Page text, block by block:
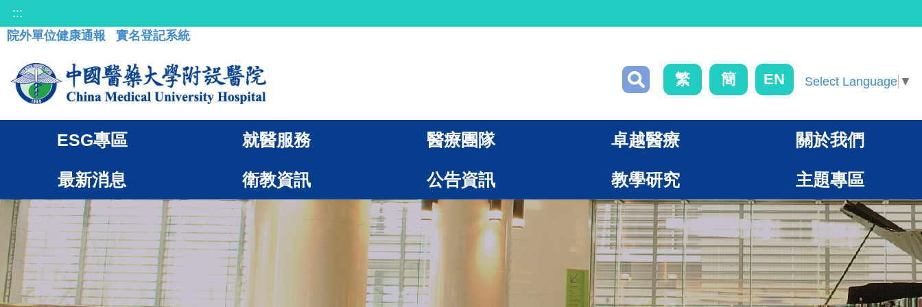
:::
院外單位健康通報
實名登記系統
繁 簡 EN Select Language ▼
ESG專區 就醫服務 醫療團隊 卓越醫療 關於我們
最新消息 衛教資訊 公告資訊 教學研究 主題專區